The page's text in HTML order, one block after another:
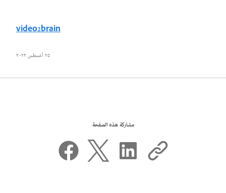
video2brain
٢٥ أغسطس ٢٠٢٢
مشاركة هذه الصفحة